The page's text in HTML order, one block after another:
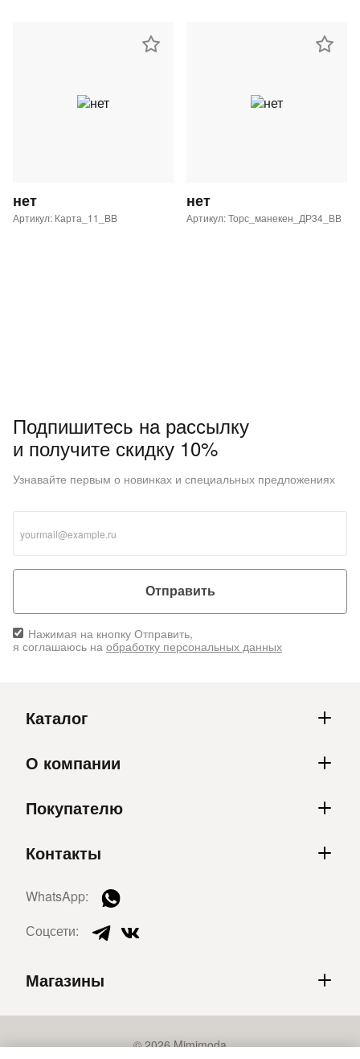
нет
Артикул: Карта_11_BB
нет
Артикул: Торс_манекен_ДР34_ВВ
Подпишитесь на рассылку
и получите скидку 10%
Узнавайте первым о новинках и специальных предложениях
Отправить
Нажимая на кнопку Отправить,
я соглашаюсь на обработку персональных данных
Каталог
О компании
Покупателю
Контакты
WhatsApp:
Соцсети:
Магазины
© 2026 Mimimoda